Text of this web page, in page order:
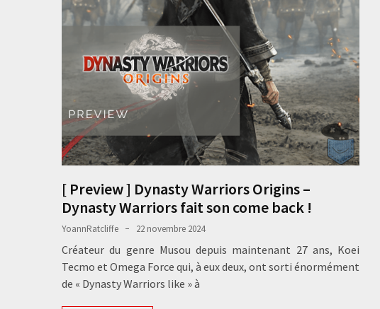
[ Preview ] Dynasty Warriors Origins –
Dynasty Warriors fait son come back !
YoannRatcliffe 22 novembre 2024
Créateur du genre Musou depuis maintenant 27 ans, Koei
Tecmo et Omega Force qui, à eux deux, ont sorti énormément
de « Dynasty Warriors like » à